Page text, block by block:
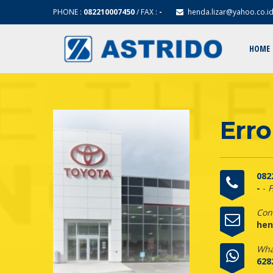
PHONE : 082210007450/ FAX : - henda.lizar@yahoo.co.id
HOME
- -